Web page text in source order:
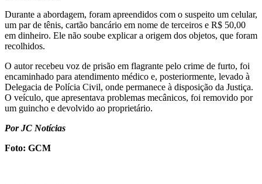
Durante a abordagem, foram apreendidos com o suspeito um celular,
um par de tênis, cartão bancário em nome de terceiros e R$ 50,00
em dinheiro. Ele não soube explicar a origem dos objetos, que foram
recolhidos.
O autor recebeu voz de prisão em flagrante pelo crime de furto, foi
encaminhado para atendimento médico e, posteriormente, levado à
Delegacia de Polícia Civil, onde permanece à disposição da Justiça.
O veículo, que apresentava problemas mecânicos, foi removido por
um guincho e devolvido ao proprietário.
Por JC Notícias
Foto: GCM